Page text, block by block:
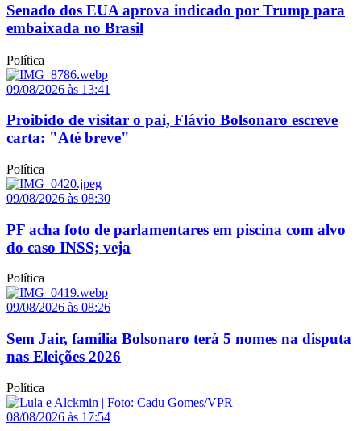
Senado dos EUA aprova indicado por Trump para
embaixada no Brasil
Política
09/08/2026 às 13:41
Proibido de visitar o pai, Flávio Bolsonaro escreve
carta: "Até breve"
Política
09/08/2026 às 08:30
PF acha foto de parlamentares em piscina com alvo
do caso INSS; veja
Política
09/08/2026 às 08:26
Sem Jair, família Bolsonaro terá 5 nomes na disputa
nas Eleições 2026
Política
08/08/2026 às 17:54